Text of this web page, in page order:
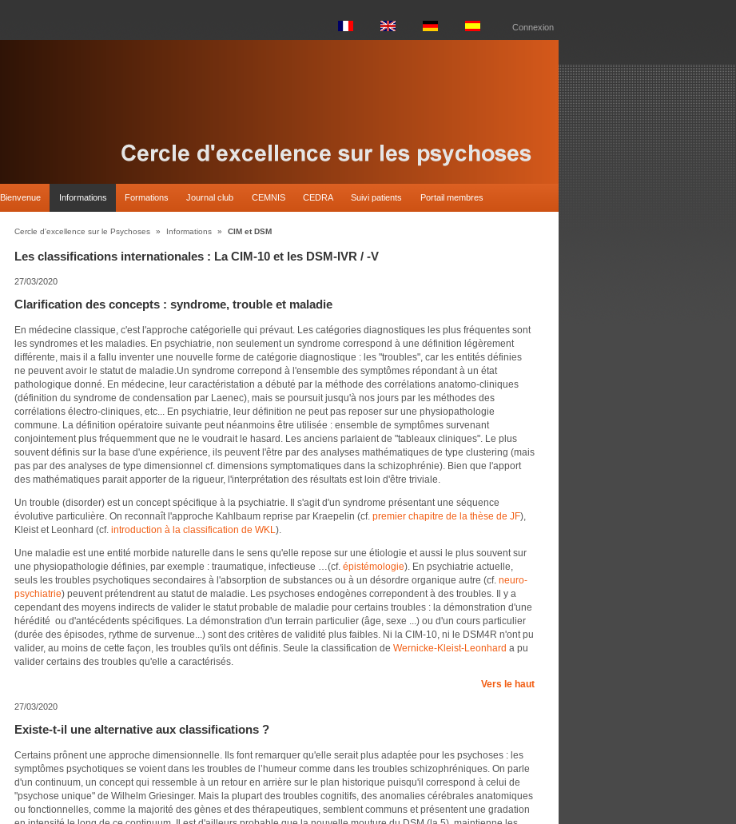
Connexion
Bienvenue Informations Formations Journal club CEMNIS CEDRA Suivi patients Portail membres
Cercle d'excellence sur le Psychoses » Informations » CIM et DSM
Les classifications internationales : La CIM-10 et les DSM-IVR / -V
27/03/2020
Clarification des concepts : syndrome, trouble et maladie
En médecine classique, c'est l'approche catégorielle qui prévaut. Les catégories diagnostiques les plus fréquentes sont
les syndromes et les maladies. En psychiatrie, non seulement un syndrome correspond à une définition légèrement
différente, mais il a fallu inventer une nouvelle forme de catégorie diagnostique : les "troubles", car les entités définies
ne peuvent avoir le statut de maladie.Un syndrome correpond à l'ensemble des symptômes répondant à un état
pathologique donné. En médecine, leur caractéristation a débuté par la méthode des corrélations anatomo-cliniques
(définition du syndrome de condensation par Laenec), mais se poursuit jusqu'à nos jours par les méthodes des
corrélations électro-cliniques, etc... En psychiatrie, leur définition ne peut pas reposer sur une physiopathologie
commune. La définition opératoire suivante peut néanmoins être utilisée : ensemble de symptômes survenant
conjointement plus fréquemment que ne le voudrait le hasard. Les anciens parlaient de "tableaux cliniques". Le plus
souvent définis sur la base d'une expérience, ils peuvent l'être par des analyses mathématiques de type clustering (mais
pas par des analyses de type dimensionnel cf. dimensions symptomatiques dans la schizophrénie). Bien que l'apport
des mathématiques parait apporter de la rigueur, l'interprétation des résultats est loin d'être triviale.
Un trouble (disorder) est un concept spécifique à la psychiatrie. Il s'agit d'un syndrome présentant une séquence
évolutive particulière. On reconnaît l'approche Kahlbaum reprise par Kraepelin (cf. premier chapitre de la thèse de JF),
Kleist et Leonhard (cf. introduction à la classification de WKL ).
Une maladie est une entité morbide naturelle dans le sens qu'elle repose sur une étiologie et aussi le plus souvent sur
une physiopathologie définies, par exemple : traumatique, infectieuse …(cf. épistémologie). En psychiatrie actuelle,
seuls les troubles psychotiques secondaires à l'absorption de substances ou à un désordre organique autre (cf. neuro-
psychiatrie) peuvent prétendrent au statut de maladie. Les psychoses endogènes correpondent à des troubles. Il y a
cependant des moyens indirects de valider le statut probable de maladie pour certains troubles : la démonstration d'une
hérédité ou d'antécédents spécifiques. La démonstration d'un terrain particulier (âge, sexe ...) ou d'un cours particulier
(durée des épisodes, rythme de survenue...) sont des critères de validité plus faibles. Ni la CIM-10, ni le DSM4R n'ont pu
valider, au moins de cette façon, les troubles qu'ils ont définis. Seule la classification de Wernicke-Kleist-Leonhard a pu
valider certains des troubles qu'elle a caractérisés.
Vers le haut
27/03/2020
Existe-t-il une alternative aux classifications ?
Certains prônent une approche dimensionnelle. Ils font remarquer qu'elle serait plus adaptée pour les psychoses : les
symptômes psychotiques se voient dans les troubles de l’humeur comme dans les troubles schizophréniques. On parle
d'un continuum, un concept qui ressemble à un retour en arrière sur le plan historique puisqu'il correspond à celui de
"psychose unique" de Wilhelm Griesinger. Mais la plupart des troubles cognitifs, des anomalies cérébrales anatomiques
ou fonctionnelles, comme la majorité des gènes et des thérapeutiques, semblent communs et présentent une gradation